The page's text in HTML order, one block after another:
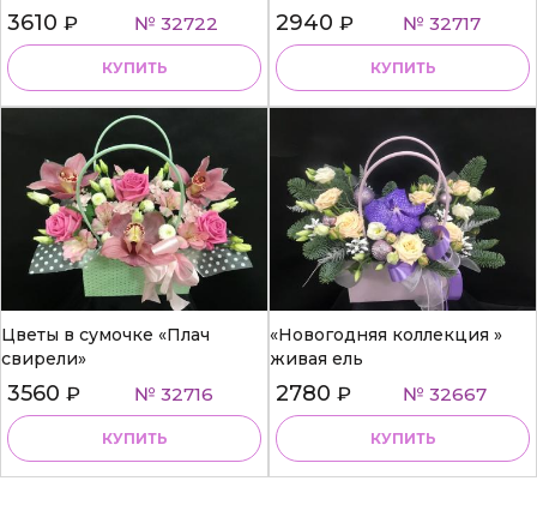
3610 ₽ № 32722
КУПИТЬ
2940 ₽ № 32717
КУПИТЬ
Цветы в сумочке «Плач
свирели»
3560 ₽ № 32716
КУПИТЬ
«Новогодняя коллекция »
живая ель
2780 ₽ № 32667
КУПИТЬ